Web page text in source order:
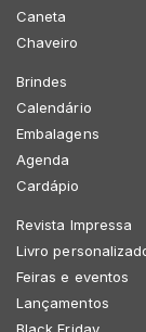
Caneta
Chaveiro
Brindes
Calendário
Embalagens
Agenda
Cardápio
Revista Impressa
Livro
Feiras e eventos
Lançamentos
Black Friday